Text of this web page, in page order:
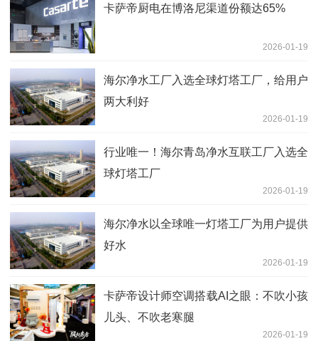
卡萨帝厨电在博洛尼渠道份额达65%
2026-01-19
海尔净水工厂入选全球灯塔工厂，给用户
两大利好
2026-01-19
行业唯一！海尔青岛净水互联工厂入选全
球灯塔工厂
2026-01-19
海尔净水以全球唯一灯塔工厂为用户提供
好水
2026-01-19
卡萨帝设计师空调搭载AI之眼：不吹小孩
儿头、不吹老寒腿
2026-01-19